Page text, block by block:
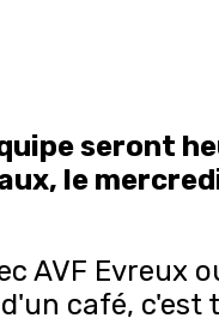
seront
le
AVF Evreux
café, c'est